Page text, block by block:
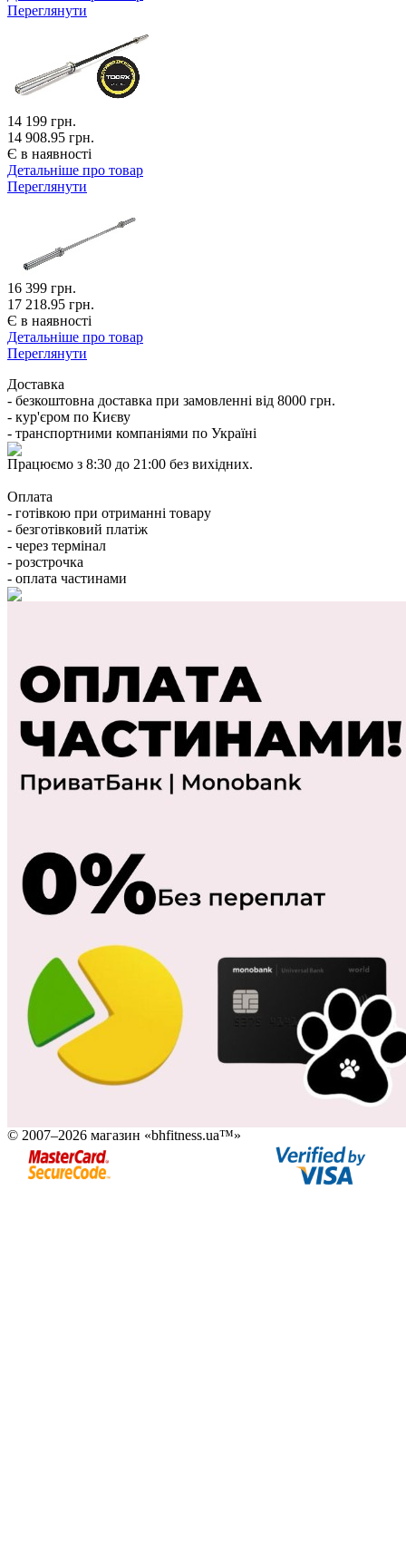
Переглянути
14 199 грн.
14 908.95 грн.
Є в наявності
Детальніше про товар
Переглянути
16 399 грн.
17 218.95 грн.
Є в наявності
Детальніше про товар
Переглянути
Доставка
- безкоштовна доставка при замовленні від 8000 грн.
- кур'єром по Києву
- транспортними компаніями по Україні
Працюємо з 8:30 до 21:00 без вихідних.
Оплата
- готівкою при отриманні товару
- безготівковий платіж
- через термінал
- розстрочка
- оплата частинами
© 2007–2026 магазин «bhfitness.ua™»